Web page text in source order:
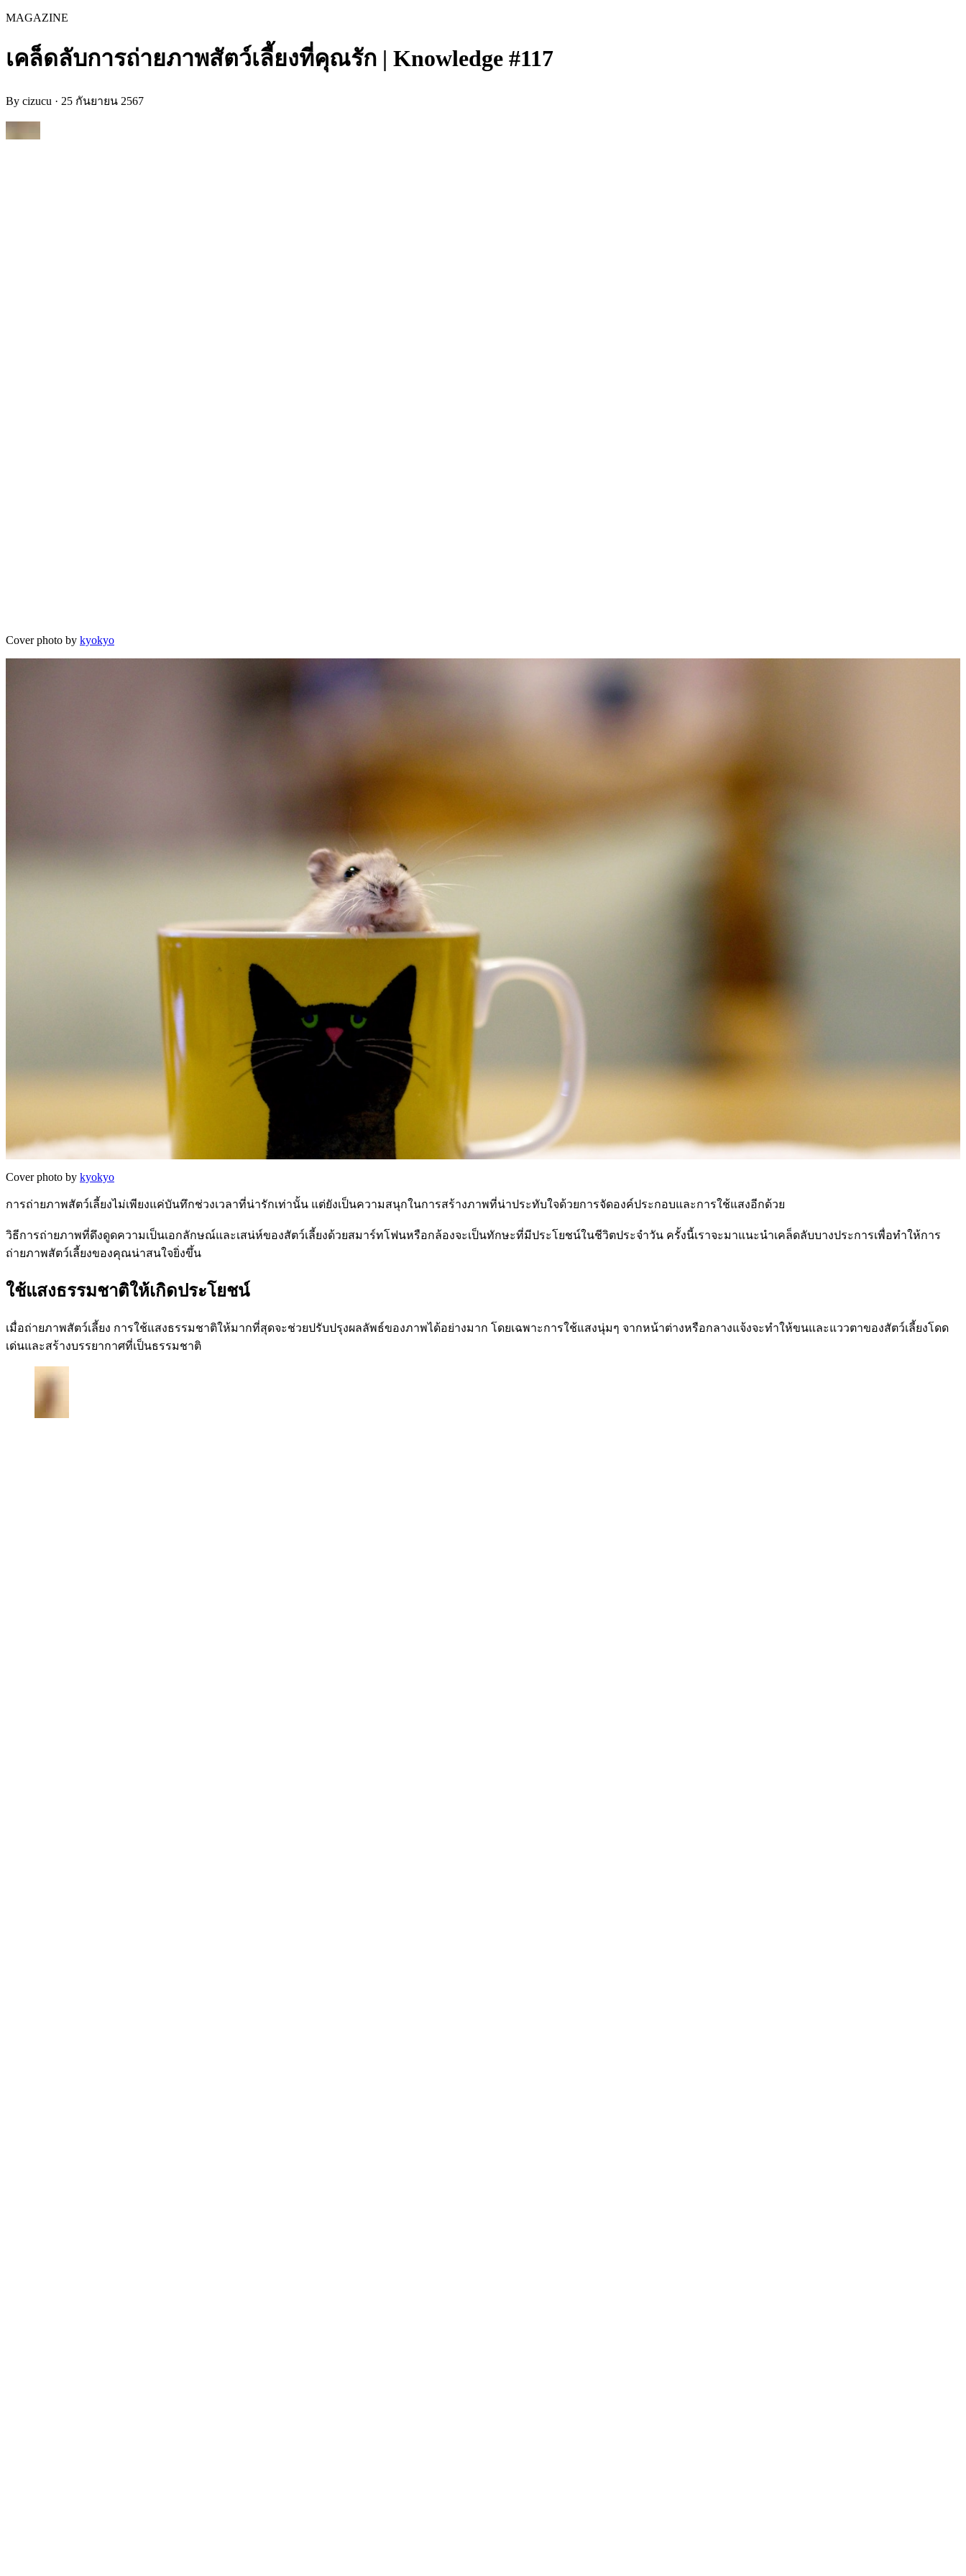
MAGAZINE
เคล็ดลับการถ่ายภาพสัตว์เลี้ยงที่คุณรัก | Knowledge #117
By cizucu · 25 กันยายน 2567
Cover photo by kyokyo
Cover photo by kyokyo
การถ่ายภาพสัตว์เลี้ยงไม่เพียงแค่บันทึกช่วงเวลาที่น่ารักเท่านั้น แต่ยังเป็นความสนุกในการสร้างภาพที่น่าประทับใจด้วยการจัดองค์ประกอบและการใช้แสงอีกด้วย
วิธีการถ่ายภาพที่ดึงดูดความเป็นเอกลักษณ์และเสน่ห์ของสัตว์เลี้ยงด้วยสมาร์ทโฟนหรือกล้องจะเป็นทักษะที่มีประโยชน์ในชีวิตประจำวัน ครั้งนี้เราจะมาแนะนำเคล็ดลับบางประการเพื่อทำให้การ
ถ่ายภาพสัตว์เลี้ยงของคุณน่าสนใจยิ่งขึ้น
ใช้แสงธรรมชาติให้เกิดประโยชน์
เมื่อถ่ายภาพสัตว์เลี้ยง การใช้แสงธรรมชาติให้มากที่สุดจะช่วยปรับปรุงผลลัพธ์ของภาพได้อย่างมาก โดยเฉพาะการใช้แสงนุ่มๆ จากหน้าต่างหรือกลางแจ้งจะทำให้ขนและแววตาของสัตว์เลี้ยงโดด
เด่นและสร้างบรรยากาศที่เป็นธรรมชาติ